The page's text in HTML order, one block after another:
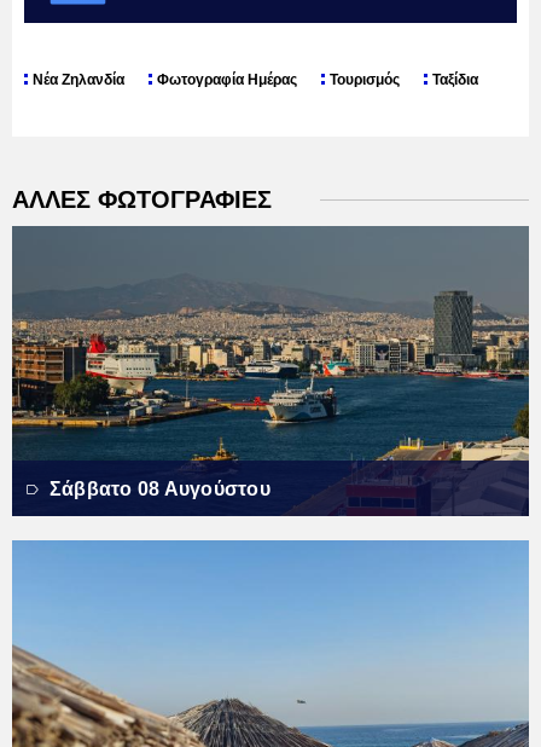
Νέα Ζηλανδία Φωτογραφία Ημέρας Τουρισμός Ταξίδια
ΑΛΛΕΣ ΦΩΤΟΓΡΑΦΙΕΣ
Σάββατο 08 Αυγούστου